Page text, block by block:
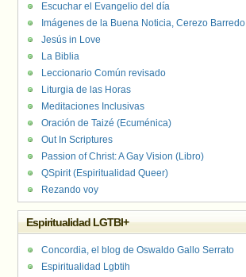
Escuchar el Evangelio del día
Imágenes de la Buena Noticia, Cerezo Barredo
Jesús in Love
La Biblia
Leccionario Común revisado
Liturgia de las Horas
Meditaciones Inclusivas
Oración de Taizé (Ecuménica)
Out In Scriptures
Passion of Christ: A Gay Vision (Libro)
QSpirit (Espiritualidad Queer)
Rezando voy
Espiritualidad LGTBI+
Concordia, el blog de Oswaldo Gallo Serrato
Espiritualidad Lgbtih